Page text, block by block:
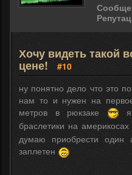
Хочу видеть такой
цене!
#10
ну понятно дело что это
нам то и нужен на
метров в рюкзаке
браслетики на
думаю приобрести
заплетен